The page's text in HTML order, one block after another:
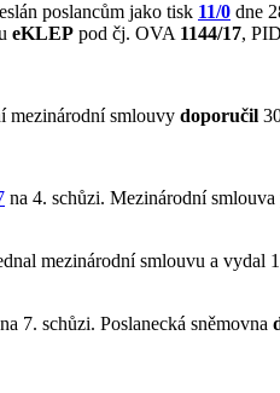
poslancům jako tisk 11/0 dne
eKLEP pod čj. OVA 1144/17,
mezinárodní smlouvy doporučil
na 4. schůzi. Mezinárodní smlouva
mezinárodní smlouvu a vydal
na 7. schůzi. Poslanecká sněmovna